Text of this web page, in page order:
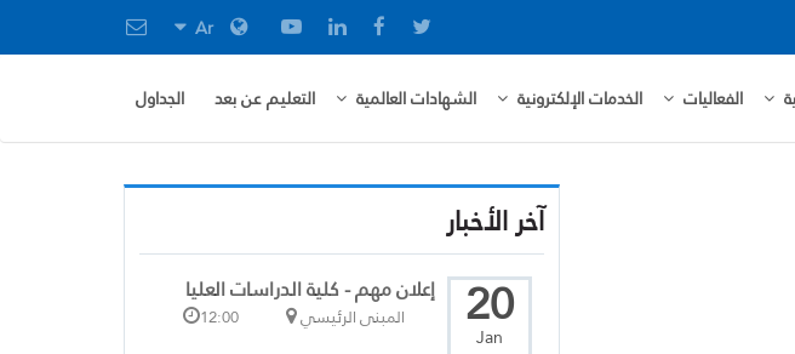
Ar
الفعاليات الخدمات الإلكترونية الشهادات العالمية التعليم عن بعد الجداول
آخر الأخبار
20
Jan
إعلان مهم - كلية الدراسات العليا
المبنى الرئيسي 12:00